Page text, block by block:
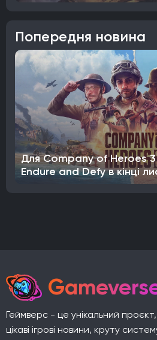
Попередня новина
Для Company of Heroes
Endure and Defy в кінці
Геймверс - це унікальний
цікаві ігрові новини, круту